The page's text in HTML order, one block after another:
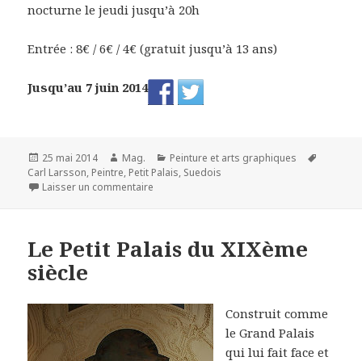
nocturne le jeudi jusqu’à 20h
Entrée : 8€ / 6€ / 4€ (gratuit jusqu’à 13 ans)
Jusqu’au 7 juin 2014
Publié
le
25 mai 2014 Auteur
Mag. Catégories
Peinture et arts graphiques
Carl Larsson, Peintre, Petit Palais, Suedois
Laisser un commentaire
Le Petit Palais du XIXème
siècle
Construit comme
le Grand Palais
qui lui fait face et